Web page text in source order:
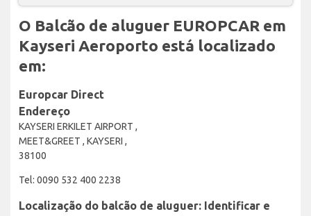
O Balcão de aluguer EUROPCAR em
Kayseri Aeroporto está localizado
em:
Europcar Direct
Endereço
KAYSERI ERKILET AIRPORT ,
MEET&GREET , KAYSERI ,
38100
Tel: 0090 532 400 2238
Localização do balcão de aluguer: Identificar e